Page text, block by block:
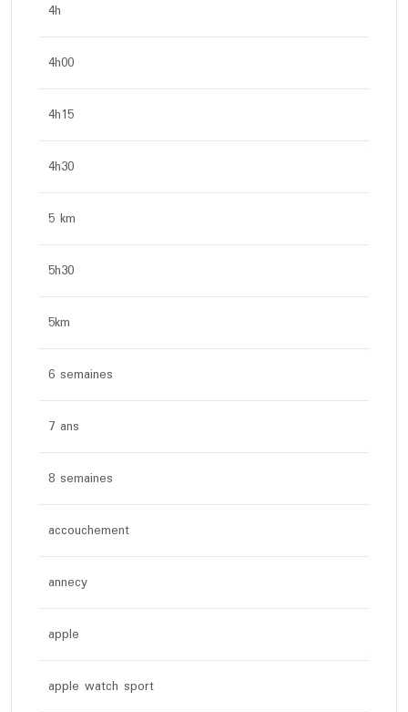
4h
4h00
4h15
4h30
5 km
5h30
5km
6 semaines
7 ans
8 semaines
accouchement
annecy
apple
apple watch sport